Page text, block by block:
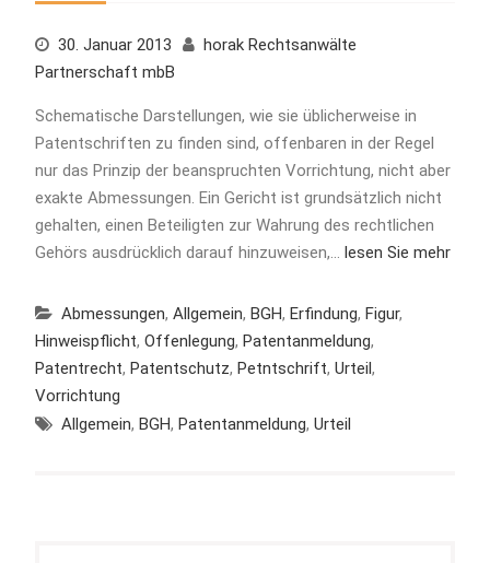
30. Januar 2013
horak Rechtsanwälte
Partnerschaft mbB
Schematische Darstellungen, wie sie üblicherweise in
Patentschriften zu finden sind, offenbaren in der Regel
nur das Prinzip der beanspruchten Vorrichtung, nicht aber
exakte Abmessungen. Ein Gericht ist grundsätzlich nicht
gehalten, einen Beteiligten zur Wahrung des rechtlichen
Gehörs ausdrücklich darauf hinzuweisen,… lesen Sie mehr
Abmessungen, Allgemein, BGH, Erfindung, Figur,
Hinweispflicht, Offenlegung, Patentanmeldung,
Patentrecht, Patentschutz, Petntschrift, Urteil,
Vorrichtung
Allgemein, BGH, Patentanmeldung, Urteil